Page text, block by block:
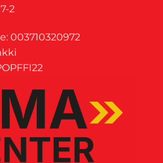
2
003710320972